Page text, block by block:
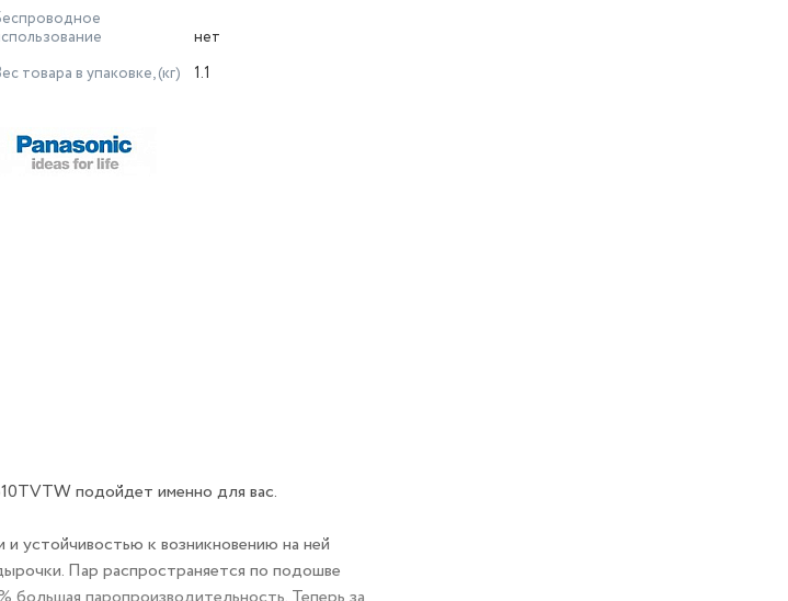
нет
товара в упаковке, (кг)
1.1
подойдет именно для вас.
устойчивостью к возникновению на ней
Пар распространяется по подошве